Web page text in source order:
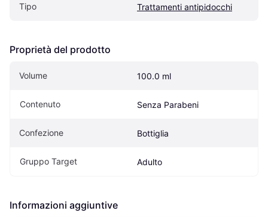
Tipo Trattamenti antipidocchi
Proprietà del prodotto
Volume 100.0 ml
Contenuto Senza Parabeni
Confezione Bottiglia
Gruppo Target Adulto
Informazioni aggiuntive